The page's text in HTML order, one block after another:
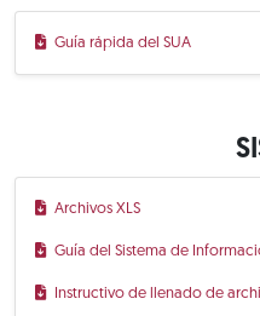
Guía rápida del SUA
Archivos XLS
Guía del Sistema de
Instructivo de llenado de